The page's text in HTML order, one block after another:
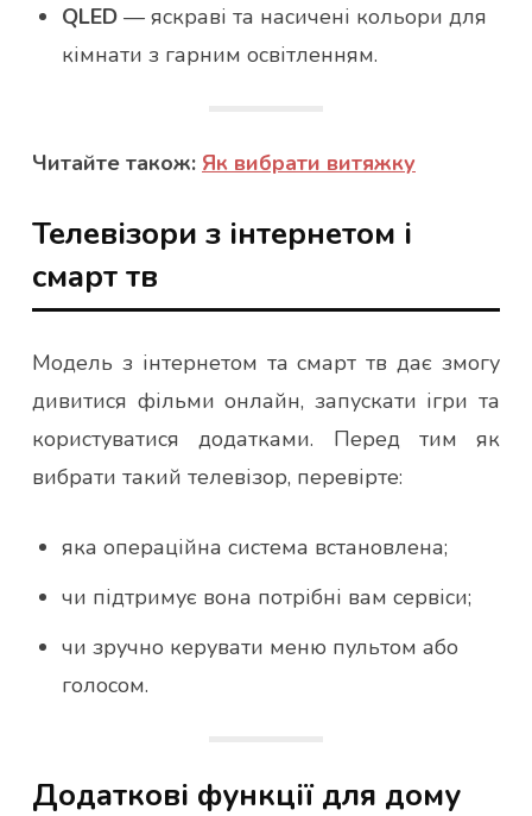
QLED — яскраві та насичені кольори для
кімнати з гарним освітленням.
Читайте також: Як вибрати витяжку
Телевізори з інтернетом і
смарт тв
Модель з інтернетом та смарт тв дає змогу
дивитися фільми онлайн, запускати ігри та
користуватися додатками. Перед тим як
вибрати такий телевізор, перевірте:
яка операційна система встановлена;
чи підтримує вона потрібні вам сервіси;
чи зручно керувати меню пультом або
голосом.
Додаткові функції для дому